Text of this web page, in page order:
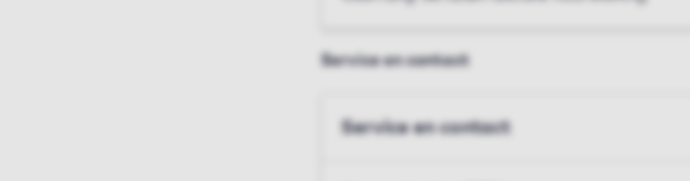
Service en contact
Service en contact